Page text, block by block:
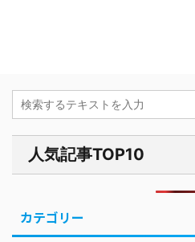
人気記事TOP10
カテゴリー